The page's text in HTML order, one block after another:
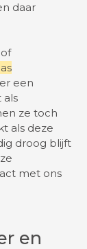
daar
een
als
ze toch
als deze
droog blijft
met ons
en